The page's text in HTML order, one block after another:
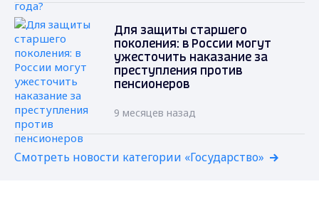
Для защиты старшего
поколения: в России могут
ужесточить наказание за
преступления против
пенсионеров
9 месяцев назад
Смотреть новости категории «Государство»